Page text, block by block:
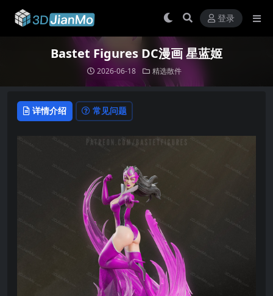
登录
Bastet Figures DC漫画 星蓝姬
2026-06-18 精选散件
详情介绍 常见问题